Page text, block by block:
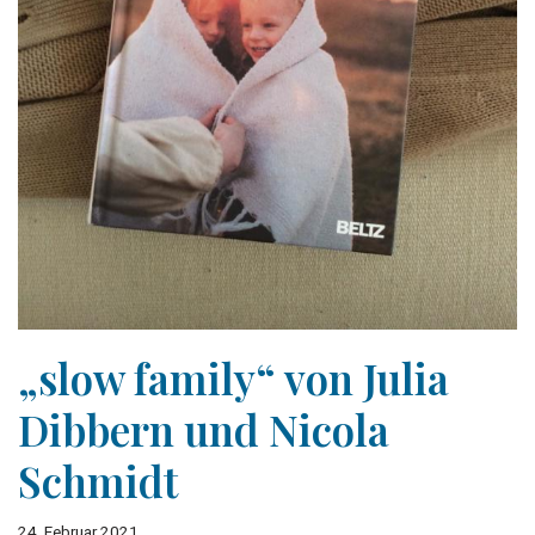
„slow family“ von Julia
Dibbern und Nicola
Schmidt